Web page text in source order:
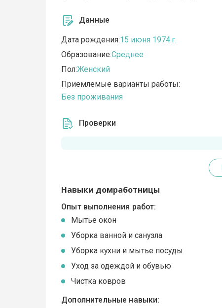
Данные
Дата рождения:15 июня 1974 г.
Образование:Среднее
Пол:Женский
Приемлемые варианты работы:
Без проживания
Проверки
Навыки домработницы
Опыт выполнения работ:
Мытье окон
Уборка ванной и санузла
Уборка кухни и мытье посуды
Уход за одеждой и обувью
Чистка ковров
Дополнительные навыки: